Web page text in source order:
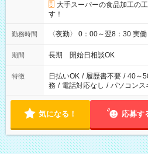
大手スーパーの食品加工の
す！
勤務時間 〈夜勤〉 0：00～翌8：30 実
期間 長期 開始日相談OK
特徴 日払いOK / 履歴書不要 / 40～
務 / 電話対応なし / パソコンス
気になる！ 応募す